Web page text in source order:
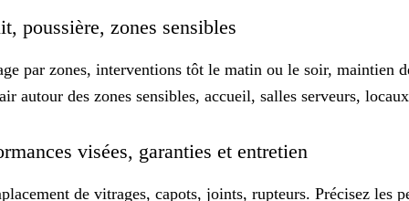
poussière, zones sensibles
par zones, interventions tôt le matin ou le soir, maintien
autour des zones sensibles, accueil, salles serveurs,
visées, garanties et entretien
de vitrages, capots, joints, rupteurs. Précisez les